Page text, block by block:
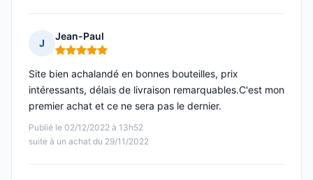
J
Jean-Paul
Note : 5 sur 5
Publié le 02/12/2022 à 13h52
suite à un achat du 29/11/2022
Site bien achalandé en bonnes bouteilles, prix
intéressants, délais de livraison remarquables.C'est mon
premier achat et ce ne sera pas le dernier.